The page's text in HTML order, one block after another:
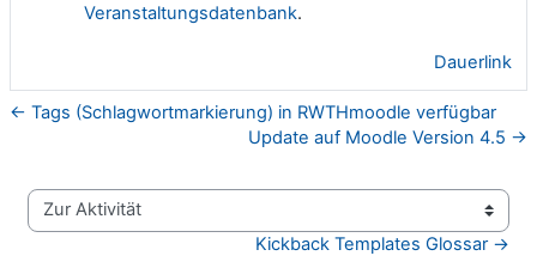
Veranstaltungsdatenbank.
Dauerlink
← Tags (Schlagwortmarkierung) in RWTHmoodle verfügbar
Update auf Moodle Version 4.5 →
Zur Aktivität
Kickback Templates Glossar →